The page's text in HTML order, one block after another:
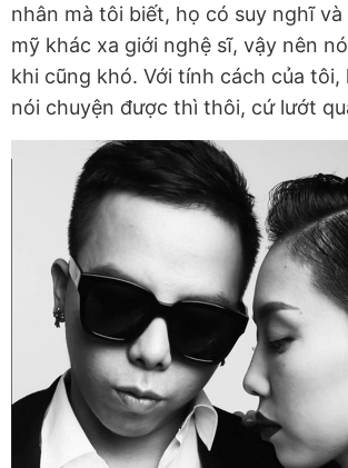
nhân mà tôi biết, họ có suy nghĩ
mỹ khác xa giới nghệ sĩ, vậy nên
khi cũng khó. Với tính cách của tôi,
nói chuyện được thì thôi, cứ lướt